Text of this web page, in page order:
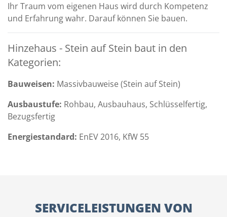
Ihr Traum vom eigenen Haus wird durch Kompetenz
und Erfahrung wahr. Darauf können Sie bauen.
Hinzehaus - Stein auf Stein baut in den
Kategorien:
Bauweisen: Massivbauweise (Stein auf Stein)
Ausbaustufe: Rohbau, Ausbauhaus, Schlüsselfertig,
Bezugsfertig
Energiestandard: EnEV 2016, KfW 55
SERVICELEISTUNGEN VON